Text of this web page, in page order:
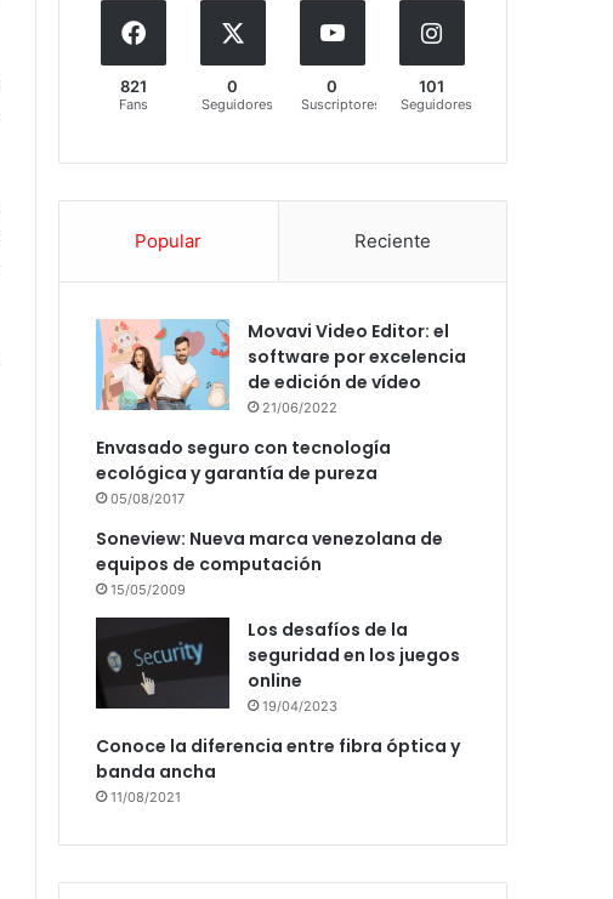
821
Fans
0
Seguidores
0
Suscriptores
101
Seguidores
Popular Reciente
Movavi Video Editor: el
software por excelencia
de edición de vídeo
21/06/2022
Envasado seguro con tecnología
ecológica y garantía de pureza
05/08/2017
Soneview: Nueva marca venezolana de
equipos de computación
15/05/2009
Los desafíos de la
seguridad en los juegos
online
19/04/2023
Conoce la diferencia entre fibra óptica y
banda ancha
11/08/2021